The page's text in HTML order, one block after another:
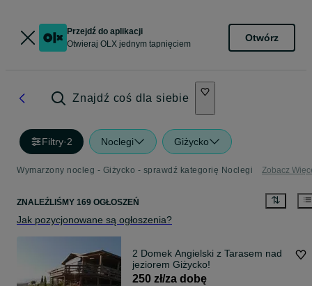
Przejdź do aplikacji
Otwieraj OLX jednym tapnięciem
Otwórz
Znajdź coś dla siebie
Filtry·2 Noclegi Giżycko
Wymarzony nocleg - Giżycko - sprawdź kategorię Noclegi Zobacz
ZNALEŹLIŚMY 169 OGŁOSZEŃ
Jak pozycjonowane są ogłoszenia?
2 Domek Angielski z Tarasem nad
jeziorem Giżycko!
250 zł/za dobę